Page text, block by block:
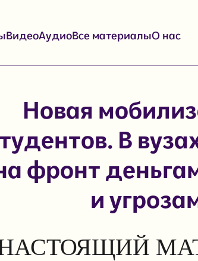
ВидеоАудиоВсе материалыО нас
Новая
В
фронт
и